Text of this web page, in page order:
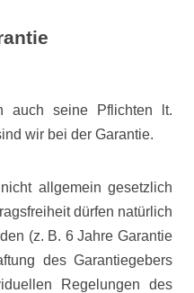
auch seine Pflichten lt.
wir bei der Garantie.
allgemein gesetzlich
dürfen natürlich
(z. B. 6 Jahre Garantie
des Garantiegebers
Regelungen des